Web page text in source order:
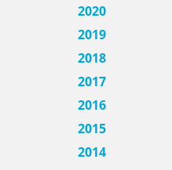
2020
2019
2018
2017
2016
2015
2014